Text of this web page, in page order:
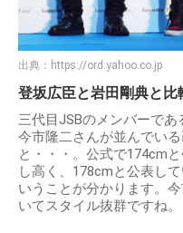
出典： https://ord.yahoo.co.jp
登坂広臣と岩田剛典と比
三代目JSBのメンバーで
今市隆二さんが並んでい
と・・・。公式で174cm
し高く、178cmと公表し
いうことが分かります。
いてスタイル抜群ですね。